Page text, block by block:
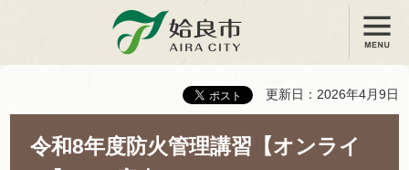
姶良市 メニュー
更新日：2026年4月9日
令和8年度防火管理講習【オンライ